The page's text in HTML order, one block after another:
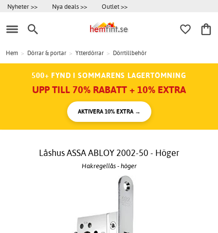
Nyheter >> Nya deals >> Outlet >>
Hem > Dörrar & portar > Ytterdörrar > Dörrtillbehör
500+ FYND I SOMMARENS LAGERTÖMNING
UPP TILL 70% RABATT + 10% EXTRA
AKTIVERA 10% EXTRA →
Låshus ASSA ABLOY 2002-50 - Höger
Hakregellås - höger